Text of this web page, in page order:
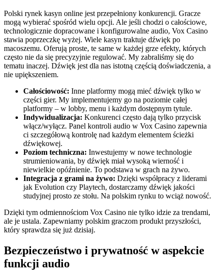
Polski rynek kasyn online jest przepełniony konkurencji. Gracze
mogą wybierać spośród wielu opcji. Ale jeśli chodzi o całościowe,
technologicznie dopracowane i konfigurowalne audio, Vox Casino
stawia poprzeczkę wyżej. Wiele kasyn traktuje dźwięk po
macoszemu. Oferują proste, te same w każdej grze efekty, których
często nie da się precyzyjnie regulować. My zabraliśmy się do
tematu inaczej. Dźwięk jest dla nas istotną częścią doświadczenia, a
nie upiększeniem.
Całościowość: Inne platformy mogą mieć dźwięk tylko w
części gier. My implementujemy go na poziomie całej
platformy – w lobby, menu i każdym dostępnym tytule.
Indywidualizacja: Konkurenci często dają tylko przycisk
włącz/wyłącz. Panel kontroli audio w Vox Casino zapewnia
ci szczegółową kontrolę nad każdym elementem ścieżki
dźwiękowej.
Poziom techniczna: Inwestujemy w nowe technologie
strumieniowania, by dźwięk miał wysoką wierność i
niewielkie opóźnienie. To podstawa w grach na żywo.
Integracja z grami na żywo: Dzięki współpracy z liderami
jak Evolution czy Playtech, dostarczamy dźwięk jakości
studyjnej prosto ze stołu. Na polskim rynku to wciąż nowość.
Dzięki tym odmiennościom Vox Casino nie tylko idzie za trendami,
ale je ustala. Zapewniamy polskim graczom produkt przyszłości,
który sprawdza się już dzisiaj.
Bezpieczeństwo i prywatność w aspekcie
funkcji audio